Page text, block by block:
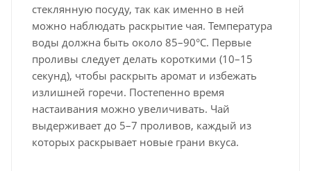
стеклянную посуду, так как именно в ней
можно наблюдать раскрытие чая. Температура
воды должна быть около 85–90°C. Первые
проливы следует делать короткими (10–15
секунд), чтобы раскрыть аромат и избежать
излишней горечи. Постепенно время
настаивания можно увеличивать. Чай
выдерживает до 5–7 проливов, каждый из
которых раскрывает новые грани вкуса.